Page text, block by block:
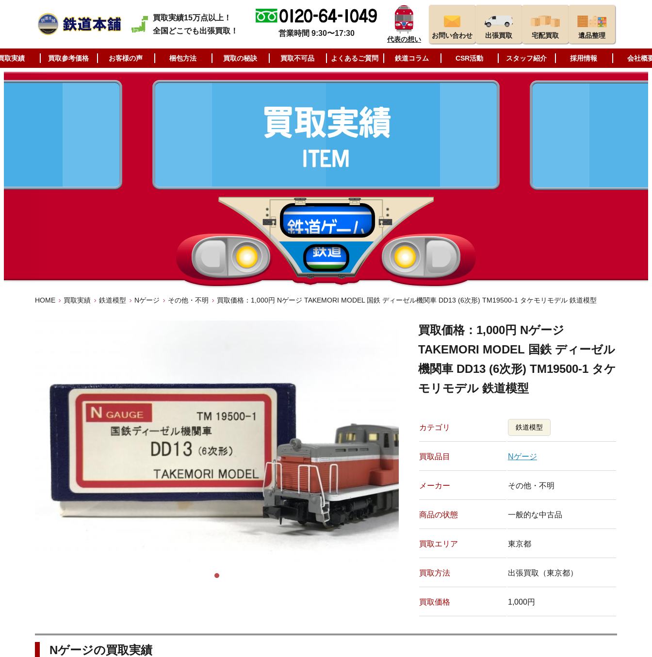
買取実績15万点以上！
全国どこでも出張買取！
営業時間 9:30〜17:30
代表の想い お問い合わせ 出張買取 宅配買取 遺品整理
取実績 買取参考価格 お客様の声 梱包方法 買取の秘訣 買取不可品 よくあるご質問 鉄道コラム CSR活動 スタッフ紹介 採用情報 会社概
HOME 買取実績 鉄道模型 Nゲージ その他・不明 買取価格：1,000円 Nゲージ TAKEMORI MODEL 国鉄 ディーゼル機関車 DD13 (6次形) TM19500-1 タケモリモデル 鉄道模型
買取価格：1,000円 Nゲージ
TAKEMORI MODEL 国鉄 ディーゼル
機関車 DD13 (6次形) TM19500-1 タケ
モリモデル 鉄道模型
カテゴリ 鉄道模型
買取品目 Nゲージ
メーカー その他・不明
商品の状態 一般的な中古品
買取エリア 東京都
買取方法 出張買取（東京都）
買取価格 1,000円
Nゲージの買取実績